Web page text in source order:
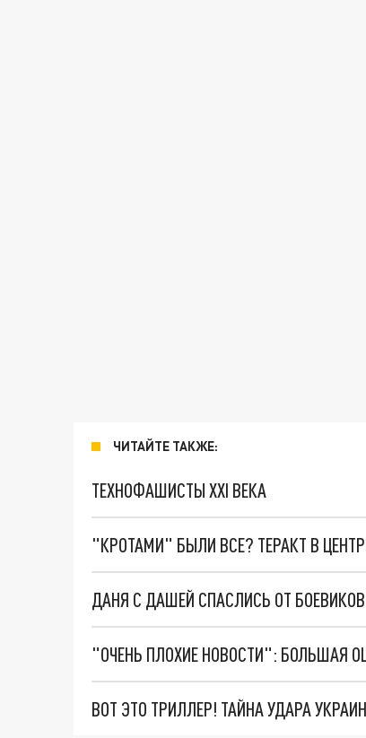
ЧИТАЙТЕ ТАКЖЕ:
ТЕХНОФАШИСТЫ XXI ВЕКА
"КРОТАМИ" БЫЛИ ВСЕ? ТЕРАКТ В
ДАНЯ С ДАШЕЙ СПАСЛИСЬ ОТ
ВОТ ЭТО ТРИЛЛЕР! ТАЙНА УДАРА